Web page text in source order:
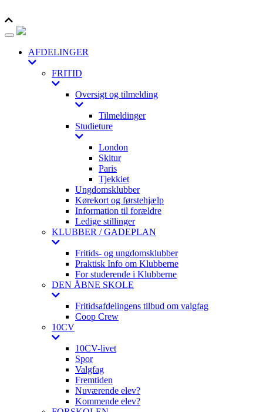
Toggle navigation
AFDELINGER
FRITID
Oversigt og tilmelding
Tilmeldinger
Studieture
London
Skitur
Paris
Tjekkiet
Ungdomsklubber
Kørekort og førstehjælp
Information til forældre
Ledige stillinger
KLUBBER / GADEPLAN
Fritids- og ungdomsklubber
Praktisk Info om Klubberne
For studerende i Klubberne
DEN ÅBNE SKOLE
Fritidsafdelingens tilbud om valgfag
Coop Crew
10CV
10CV-livet
Spor
Valgfag
Fremtiden
Nuværende elev?
Kommende elev?